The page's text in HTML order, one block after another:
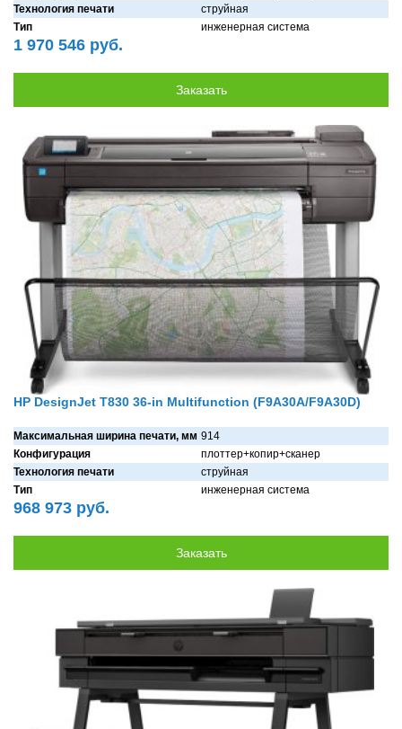
Технология печати
струйнaя
Тип
инженерная система
1 970 546 руб.
HP DesignJet T830 36-in Multifunction (F9A30A/F9A30D)
Максимальная ширина печати, мм 914
Конфигурация
плоттер+копир+скaнер
Технология печати
струйнaя
Тип
инженерная система
968 973 руб.